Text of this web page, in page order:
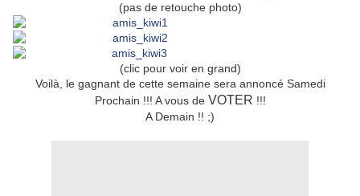
(pas de retouche photo)
(clic pour voir en grand)
Voilà, le gagnant de cette semaine sera annoncé Samedi
Prochain !!! A vous de VOTER !!!
A Demain !! ;)